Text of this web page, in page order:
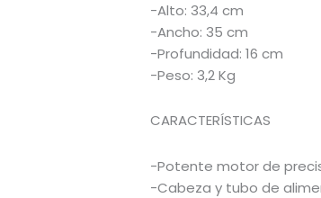
-Alto: 33,4 cm
-Ancho: 35 cm
-Profundidad: 16 cm
-Peso: 3,2 Kg
CARACTERÍSTICAS
-Potente motor de
-Cabeza y tubo de